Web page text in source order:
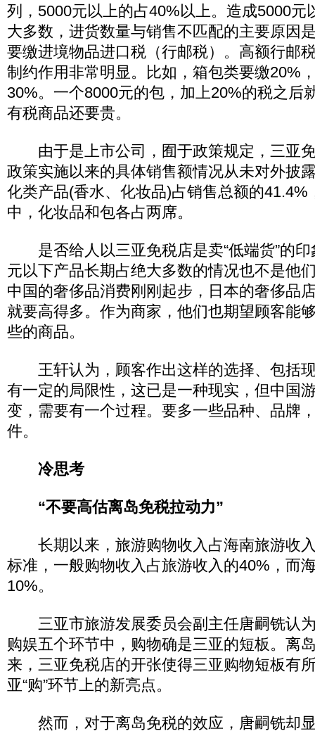
列，5000元以上的占40%以上。造成5000元
大多数，进货数量与销售不匹配的主要原因
要缴进境物品进口税（行邮税）。高额行邮
制约作用非常明显。比如，箱包类要缴20%
30%。一个8000元的包，加上20%的税之后
有税商品还要贵。
由于是上市公司，囿于政策规定，三亚
政策实施以来的具体销售额情况从未对外披
化类产品(香水、化妆品)占销售总额的41.4%
中，化妆品和包各占两席。
是否给人以三亚免税店是卖“低端货”的印
元以下产品长期占绝大多数的情况也不是他
中国的奢侈品消费刚刚起步，日本的奢侈品
就要高得多。作为商家，他们也期望顾客能
些的商品。
王轩认为，顾客作出这样的选择、包括
有一定的局限性，这已是一种现实，但中国
变，需要有一个过程。要多一些品种、品牌
件。
冷思考
“不要高估离岛免税拉动力”
长期以来，旅游购物收入占海南旅游收
标准，一般购物收入占旅游收入的40%，而
10%。
三亚市旅游发展委员会副主任唐嗣铣认
购娱五个环节中，购物确是三亚的短板。离
来，三亚免税店的开张使得三亚购物短板有
亚“购”环节上的新亮点。
然而，对于离岛免税的效应，唐嗣铣却